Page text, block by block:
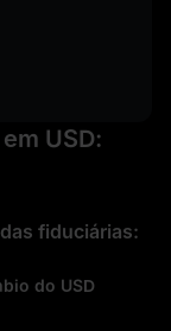
USD:
fiduciárias:
do USD